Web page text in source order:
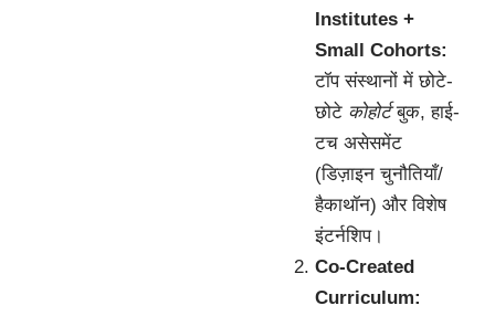
Institutes +
Small Cohorts:
टॉप संस्थानों में छोटे-
छोटे कोहोर्टबुक, हाई-
टच असेसमेंट
(डिज़ाइन चुनौतियाँ/
हैकाथॉन) और विशेष
इंटर्नशिप।
Co-Created
Curriculum: